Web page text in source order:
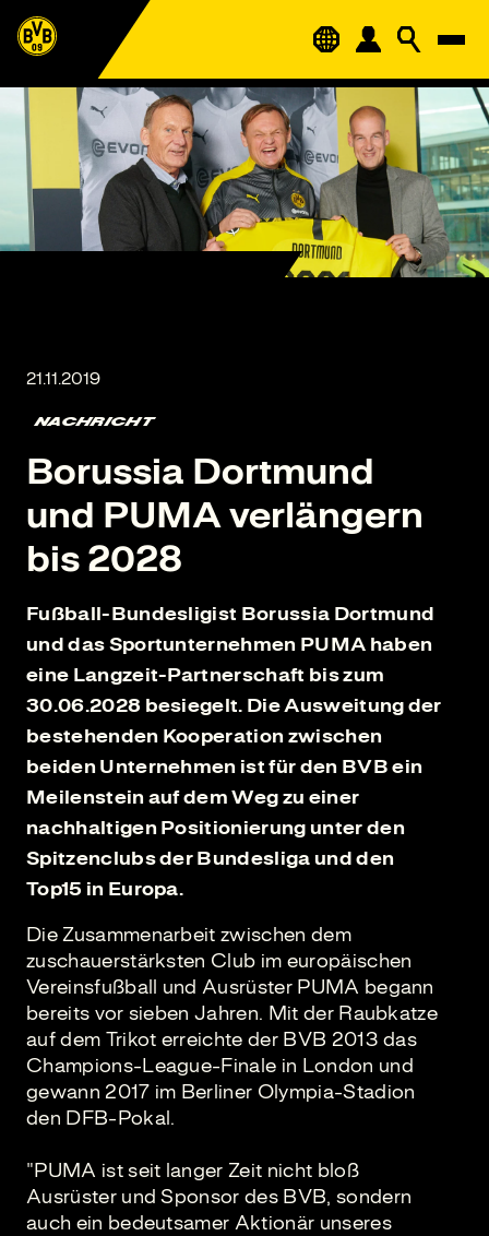
NACHRICHT
Borussia Dortmund
und PUMA verlängern
bis 2028
Fußball-Bundesligist Borussia Dortmund
und das Sportunternehmen PUMA haben
eine Langzeit-Partnerschaft bis zum
30.06.2028 besiegelt. Die Ausweitung der
bestehenden Kooperation zwischen
beiden Unternehmen ist für den BVB ein
Meilenstein auf dem Weg zu einer
nachhaltigen Positionierung unter den
Spitzenclubs der Bundesliga und den
Top15 in Europa.
Die Zusammenarbeit zwischen dem
zuschauerstärksten Club im europäischen
Vereinsfußball und Ausrüster PUMA begann
bereits vor sieben Jahren. Mit der Raubkatze
auf dem Trikot erreichte der BVB 2013 das
Champions-League-Finale in London und
gewann 2017 im Berliner Olympia-Stadion
den DFB-Pokal.
"PUMA ist seit langer Zeit nicht bloß
Ausrüster und Sponsor des BVB, sondern
auch ein bedeutsamer Aktionär unseres